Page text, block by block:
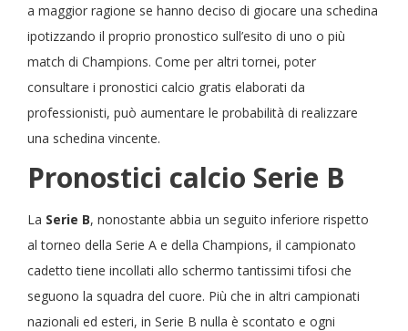
a maggior ragione se hanno deciso di giocare una schedina
ipotizzando il proprio pronostico sull’esito di uno o più
match di Champions. Come per altri tornei, poter
consultare i pronostici calcio gratis elaborati da
professionisti, può aumentare le probabilità di realizzare
una schedina vincente.
Pronostici calcio Serie B
La Serie B, nonostante abbia un seguito inferiore rispetto
al torneo della Serie A e della Champions, il campionato
cadetto tiene incollati allo schermo tantissimi tifosi che
seguono la squadra del cuore. Più che in altri campionati
nazionali ed esteri, in Serie B nulla è scontato e ogni